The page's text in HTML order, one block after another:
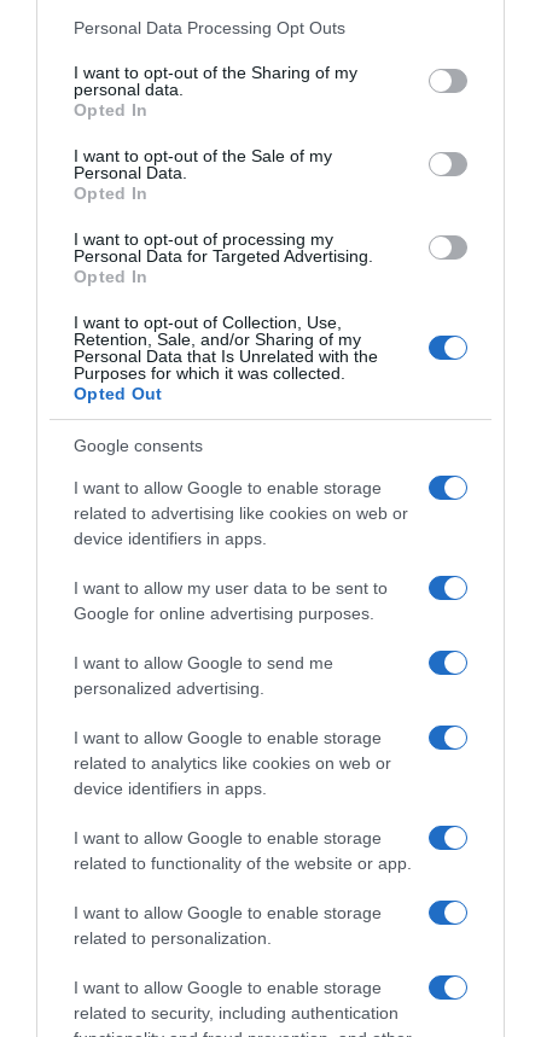
Please note that this website/app uses one or more Google
not limited to your visit or usage behaviour. You may click to
grant or deny consent to Google and its third-party tags to
use your data for below specified purposes in below Google
consent section.
Personal Data Processing Opt Outs
I want to opt-out of the Sharing of my
personal data.
Opted In
I want to opt-out of the Sale of my
Personal Data.
Opted In
I want to opt-out of processing my
Personal Data for Targeted Advertising.
Opted In
I want to opt-out of Collection, Use,
Retention, Sale, and/or Sharing of my
Personal Data that Is Unrelated with the
Purposes for which it was collected.
Opted Out
Google consents
I want to allow Google to enable storage
related to advertising like cookies on web or
device identifiers in apps.
I want to allow my user data to be sent to
Google for online advertising purposes.
I want to allow Google to send me
personalized advertising.
I want to allow Google to enable storage
related to analytics like cookies on web or
device identifiers in apps.
I want to allow Google to enable storage
related to functionality of the website or app.
I want to allow Google to enable storage
related to personalization.
I want to allow Google to enable storage
related to security, including authentication
dodate i malo soli. Mlijeko, brašno i prašak za pecivo dodajte u
baršunasta i bez grudica.Uklonite višak tekućine iz povrća.
pritisnite kako biste izvukli što više tekućine. Pasirano povrće
sjediniti s tijestom i dobro sjediniti.Uključite ostale potrebne
komponente.
Pomiješajte ulje, zeleni luk, peršin i kopar, pazeći da su svi sastojci
dobro izmiješani.Pripremite seriju palačinki.
U velikoj tavi zagrijte malu količinu ulja na srednje niskoj
temperaturi. Ravnomjerno rasporedite smjesu u pleh.Nastavite
zatim je nježno preokrenite i pecite drugu stranu dok i ona ne
dobije lijepu zlatnosmeđu boju.Poslužiti:
Nakon što je palačinka poprimila ugodnu zlatnosmeđu nijansu s
obje strane, pažljivo je izvadite iz tave i ostavite da se kratko
ohladi prije nego što je ponudite. Nastavite ponavljati ovaj
Prepustite se cvrčanju dobroti svježe pečenih palačinki. Uživajte u
Za optimalnu prezentaciju, preporučamo da uz ovo jelo dodate
malo kiselog vrhnja ili jogurta. Da biste napravili dobro
uravnotežen i osvježavajući obrok, razmislite o sparivanju s
hrskavom salatom.